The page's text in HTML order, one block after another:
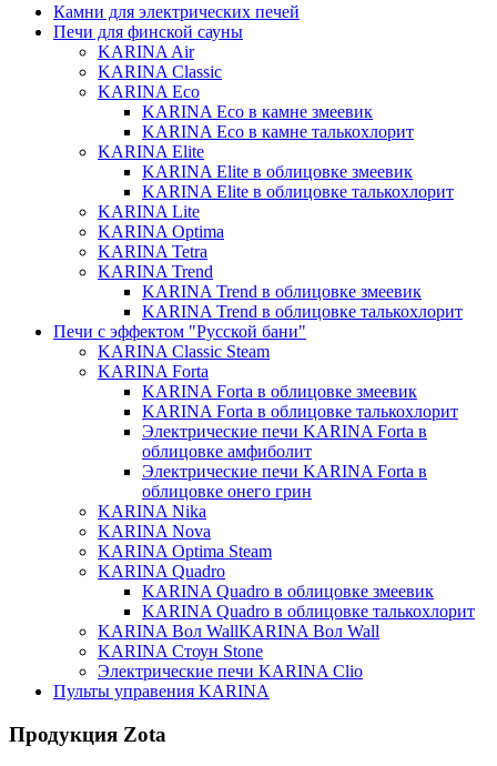
Камни для электрических печей
Печи для финской сауны
KARINA Air
KARINA Classic
KARINA Eco
KARINA Eco в камне змеевик
KARINA Eco в камне талькохлорит
KARINA Elite
KARINA Elite в облицовке змеевик
KARINA Elite в облицовке талькохлорит
KARINA Lite
KARINA Optima
KARINA Tetra
KARINA Trend
KARINA Trend в облицовке змеевик
KARINA Trend в облицовке талькохлорит
Печи с эффектом "Русской бани"
KARINA Classic Steam
KARINA Forta
KARINA Forta в облицовке змеевик
KARINA Forta в облицовке талькохлорит
Электрические печи KARINA Forta в
облицовке амфиболит
Электрические печи KARINA Forta в
облицовке онего грин
KARINA Nika
KARINA Nova
KARINA Optima Steam
KARINA Quadro
KARINA Quadro в облицовке змеевик
KARINA Quadro в облицовке талькохлорит
KARINA Вол WallKARINA Вол Wall
KARINA Стоун Stone
Электрические печи KARINA Clio
Пульты управения KARINA
Продукция Zota